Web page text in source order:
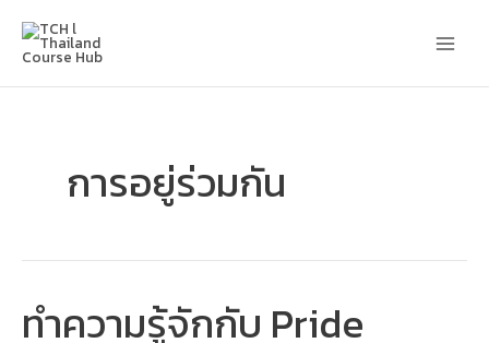
content
การอยู่ร่วมกัน
ทำความรู้จักกับ Pride
ทำความ
รู้จัก